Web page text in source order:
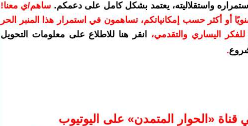
واستقلاليته، يعتمد بشكل كامل على دعمكم. ساهم/ي معنا!
10 دولارات سنويًا أو أكثر حسب إمكانياتكم، تساهمون في استمرار هذا المنبر الحر
اليساري والتقدمي،
انقر هنا للاطلاع على معلومات التحويل
.
قناة ‫«الحوار المتمدن» على اليوتيوب